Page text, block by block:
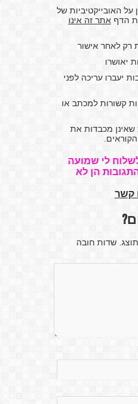
על האובייקטיביות של
הדף אתר זה אינו
רק לאחר אישור
יאושרו
יעברו עריכה לפני
קשורות למכתב או
שאינן מכבדות את
לי שמועה
הן לא
קשר
שדות חובה